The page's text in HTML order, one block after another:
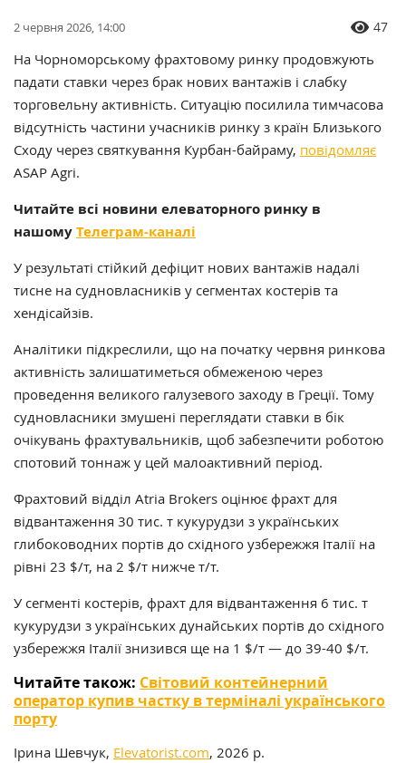
2 червня 2026, 14:00 47
На Чорноморському фрахтовому ринку продовжують
падати ставки через брак нових вантажів і слабку
торговельну активність. Ситуацію посилила тимчасова
відсутність частини учасників ринку з країн Близького
Сходу через святкування Курбан-байраму, повідомляє
ASAP Agri.
Читайте всі новини елеваторного ринку в
нашомуТелеграм-каналі
У результаті стійкий дефіцит нових вантажів надалі
тисне на судновласників у сегментах костерів та
хендісайзів.
Аналітики підкреслили, що на початку червня ринкова
активність залишатиметься обмеженою через
проведення великого галузевого заходу в Греції. Тому
судновласники змушені переглядати ставки в бік
очікувань фрахтувальників, щоб забезпечити роботою
спотовий тоннаж у цей малоактивний період.
Фрахтовий відділ Atria Brokers оцінює фрахт для
відвантаження 30 тис. т кукурудзи з українських
глибоководних портів до східного узбережжя Італії на
рівні 23 $/т, на 2 $/т нижче т/т.
У сегменті костерів, фрахт для відвантаження 6 тис. т
кукурудзи з українських дунайських портів до східного
узбережжя Італії знизився ще на 1 $/т — до 39-40 $/т.
Читайте також: Світовий контейнерний
оператор купив частку в терміналі українського
порту
Ірина Шевчук, Elevatorist.com, 2026 р.